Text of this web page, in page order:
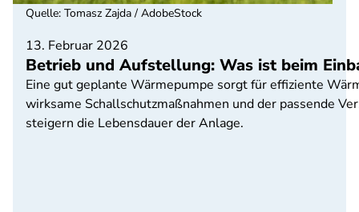
13. Februar 2026
Betrieb und Aufstellung: Was ist beim
Eine gut geplante Wärmepumpe sorgt für effiziente
wirksame Schallschutzmaßnahmen und der passende
steigern die Lebensdauer der Anlage.
Quelle: Tomasz Zajda / AdobeStock